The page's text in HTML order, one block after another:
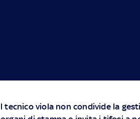
l tecnico viola non condivide la